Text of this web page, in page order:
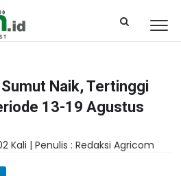
Naik, Tertinggi
13-19 Agustus
Kali | Penulis : Redaksi Agricom